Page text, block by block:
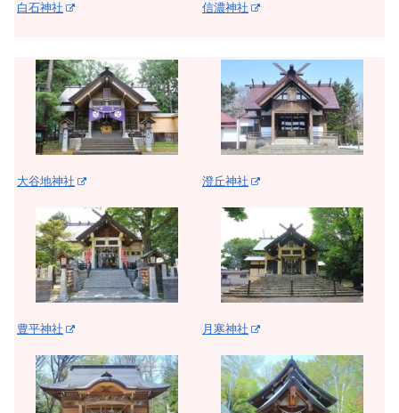
白石神社 信濃神社
大谷地神社
豊平神社
澄丘神社
月寒神社